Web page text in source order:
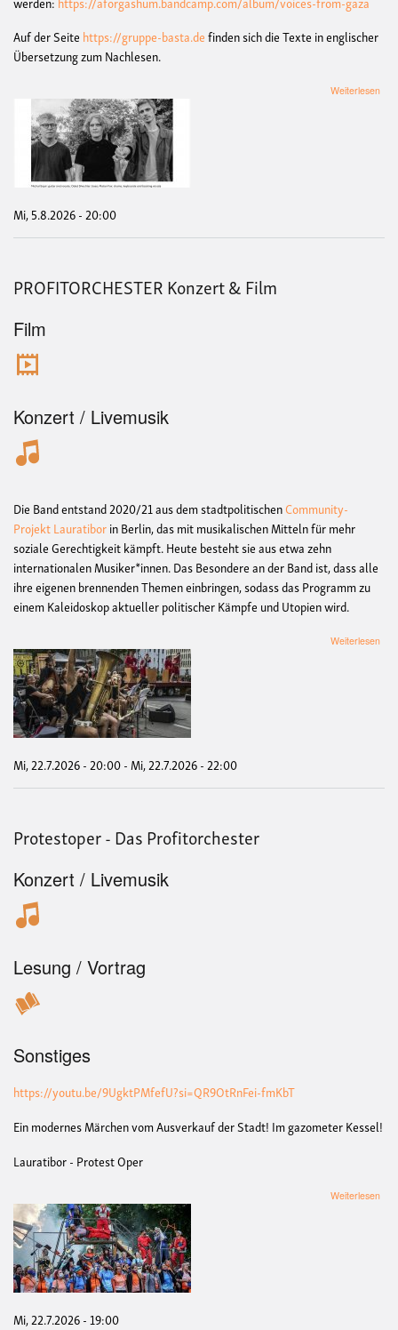
Auf der Seite https://gruppe-basta.definden sich die Texte in englischer
Übersetzung zum Nachlesen.
Weiterlesen
Mi, 5.8.2026 - 20:00
PROFITORCHESTER Konzert & Film
Film
Konzert / Livemusik
Die Band entstand 2020/21 aus dem stadtpolitischenCommunity-
Projekt Lauratiborin Berlin, das mit musikalischen Mitteln für mehr
soziale Gerechtigkeit kämpft. Heute besteht sie aus etwa zehn
internationalen Musiker*innen. Das Besondere an der Band ist, dass alle
ihre eigenen brennenden Themen einbringen, sodass das Programm zu
einem Kaleidoskop aktueller politischer Kämpfe und Utopien wird.
Weiterlesen
Mi, 22.7.2026 - 20:00-Mi, 22.7.2026 - 22:00
Protestoper - Das Profitorchester
Konzert / Livemusik
Lesung / Vortrag
Sonstiges
https://youtu.be/9UgktPMfefU?si=QR9OtRnFei-fmKbT
Ein modernes Märchen vom Ausverkauf der Stadt! Im gazometer Kessel!
Lauratibor - Protest Oper
Weiterlesen
Mi, 22.7.2026 - 19:00